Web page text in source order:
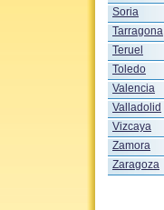
Soria
Tarragona
Teruel
Toledo
Valencia
Valladolid
Vizcaya
Zamora
Zaragoza